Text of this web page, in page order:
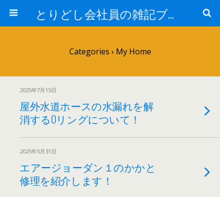
とりどし会社員の雑記ブログ
Categories › My Home
2025年7月15日
屋外水道ホースの水漏れを解
消するOリングについて！
2025年5月31日
エアージョーダン１のかかと
修理を紹介します！